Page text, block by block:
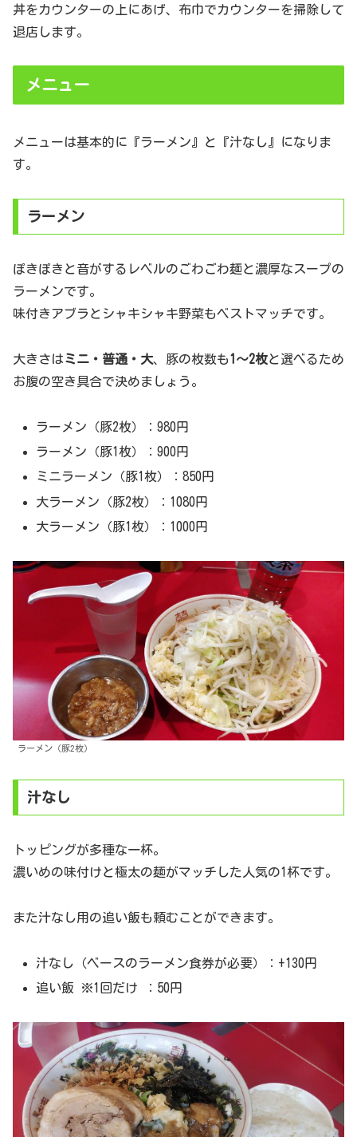
丼をカウンターの上にあげ、布巾でカウンターを掃除して
退店します。
メニュー
メニューは基本的に『ラーメン』と『汁なし』になりま
す。
ラーメン
ぽきぽきと音がするレベルのごわごわ麺と濃厚なスープの
ラーメンです。
味付きアブラとシャキシャキ野菜もベストマッチです。
大きさはミニ・普通・大、豚の枚数も1～2枚と選べるため
お腹の空き具合で決めましょう。
ラーメン（豚2枚）：980円
ラーメン（豚1枚）：900円
ミニラーメン（豚1枚）：850円
大ラーメン（豚2枚）：1080円
大ラーメン（豚1枚）：1000円
ラーメン（豚2枚）
汁なし
トッピングが多種な一杯。
濃いめの味付けと極太の麺がマッチした人気の1杯です。
また汁なし用の追い飯も頼むことができます。
汁なし（ベースのラーメン食券が必要）：+130円
追い飯 ※1回だけ ：50円